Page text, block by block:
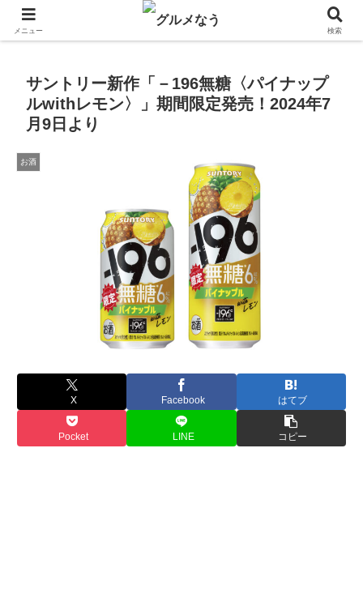
飲食店キャンペーン・食品飲料お菓子新発売のグルメニュース。
サントリー新作「－196無糖〈パイナップ
ルwithレモン〉」期間限定発売！2024年7
月9日より
お酒
X Facebook はてブ
Pocket LINE コピー
メニュー 検索